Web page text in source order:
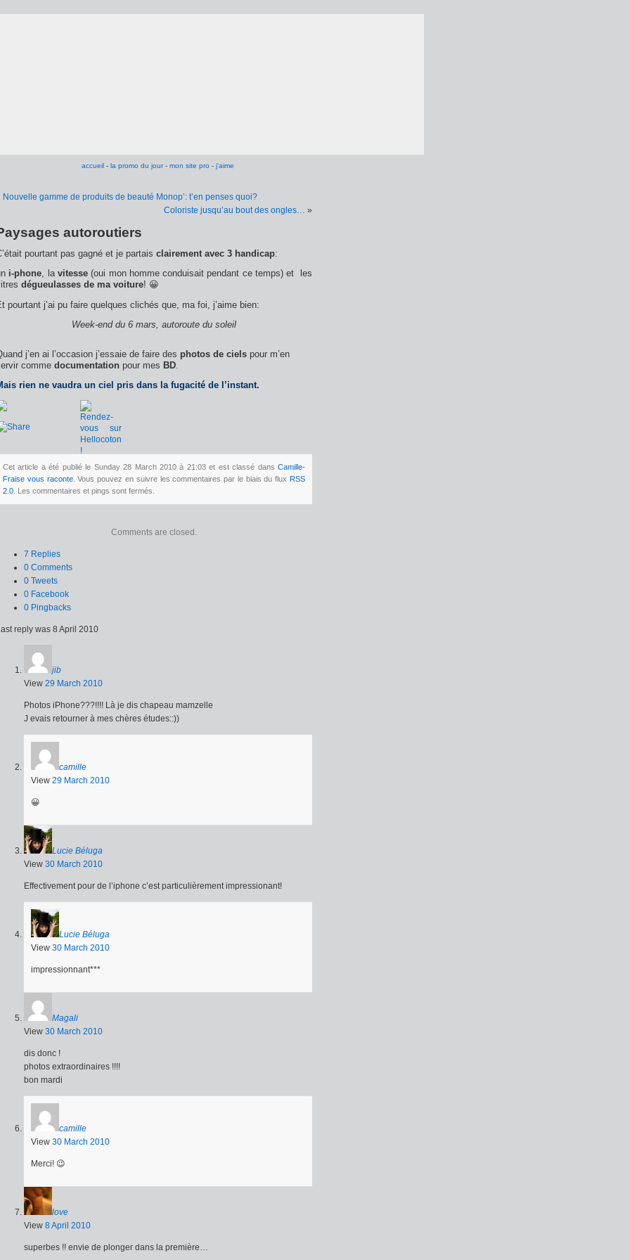
accueil- la promo du jour- mon site pro - j'aime
Nouvelle gamme de produits de beauté Monop’: t’en penses quoi?
Coloriste jusqu’au bout des ongles… »
autoroutiers
pourtant pas gagné et je partais clairement avec 3 handicap:
i-phone, la vitesse(oui mon homme conduisait pendant ce temps) et les
dégueulasses de ma voiture! 😀
pourtant j’ai pu faire quelques clichés que, ma foi, j’aime bien:
Week-end du 6 mars, autoroute du soleil
j’en ai l’occasion j’essaie de faire des photos de ciels pour m’en
comme documentation pour mes BD
rien ne vaudra un ciel pris dans la fugacité de l’instant.
Cet article a été publié le Sunday 28 March 2010 à 21:03 et est classé dans Camille-
Fraise vous raconte. Vous pouvez en suivre les commentaires par le biais du fluxRSS
2.0 . Les commentaires et pings sont fermés.
Comments are closed.
7 Replies
0 Comments
0 Tweets
0 Facebook
0 Pingbacks
reply was 8 April 2010
jib
View 29 March 2010
Photos iPhone???!!!! Là je dis chapeau mamzelle
J evais retourner à mes chères études::))
camille
View 29 March 2010
😀
Lucie Béluga
View 30 March 2010
Effectivement pour de l’iphone c’est particulièrement impressionant!
Lucie Béluga
View 30 March 2010
impressionnant***
Magali
View 30 March 2010
dis donc !
photos extraordinaires !!!!
bon mardi
camille
View 30 March 2010
Merci! 😉
love
View 8 April 2010
superbes !! envie de plonger dans la première…